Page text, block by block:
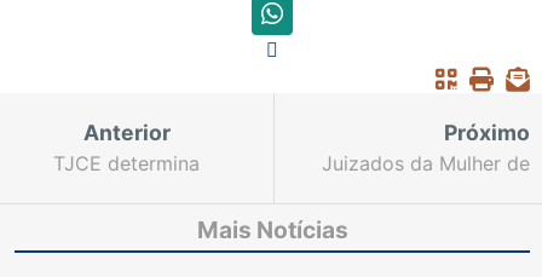
Anterior
TJCE determina
indenização para casal
Próximo
Juizados da Mulher de
presidente do TJCE e
autoridades do Estado
Mais Notícias